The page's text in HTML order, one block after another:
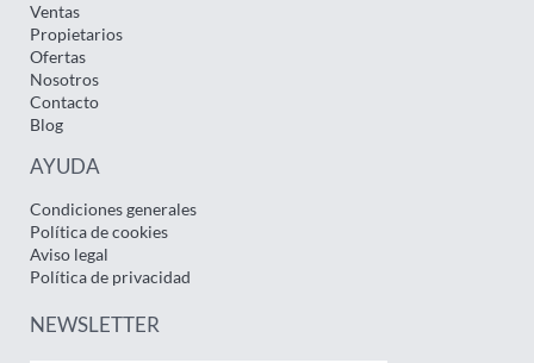
Ventas
Propietarios
Ofertas
Nosotros
Contacto
Blog
AYUDA
Condiciones generales
Política de cookies
Aviso legal
Política de privacidad
NEWSLETTER